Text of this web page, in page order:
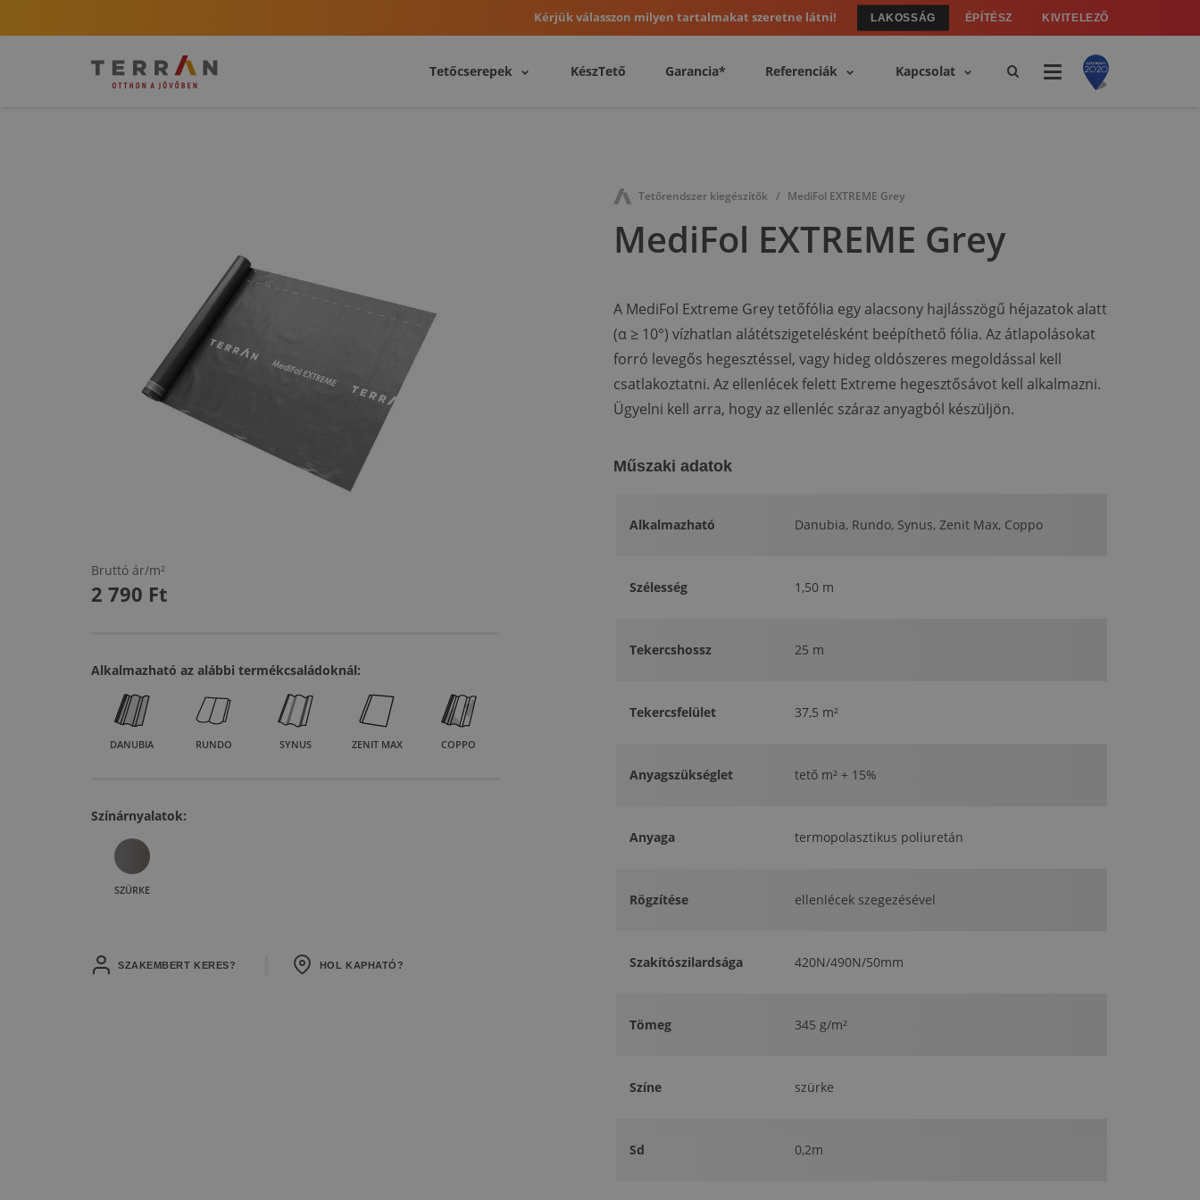
Kérjük válasszon milyen tartalmakat szeretne látni! LAKOSSÁG ÉPÍTÉSZ KIVITELEZŐ
Tetőcserepek KészTető Garancia* Referenciák Kapcsolat
Tetőrendszer kiegészítők MediFol EXTREME Grey
MediFol EXTREME Grey
A MediFol Extreme Grey tetőfólia egy alacsony hajlásszögű héjazatok alatt
(α ≥ 10°) vízhatlan alátétszigetelésként beépíthető fólia. Az átlapolásokat
forró levegős hegesztéssel, vagy hideg oldószeres megoldással kell
csatlakoztatni. Az ellenlécek felett Extreme hegesztősávot kell alkalmazni.
Ügyelni kell arra, hogy az ellenléc száraz anyagból készüljön.
Műszaki adatok
Alkalmazható Danubia, Rundo, Synus, Zenit Max, Coppo
Szélesség 1,50 m
Tekercshossz 25 m
Tekercsfelület 37,5 m²
Anyagszükséglet tető m² + 15%
Anyaga termopolasztikus poliuretán
Rögzítése ellenlécek szegezésével
Szakítószilardsága 420N/490N/50mm
Tömeg 345 g/m²
Színe szürke
Sd 0,2m
Bruttó ár/m²
2 790 Ft
Alkalmazható az alábbi termékcsaládoknál:
DANUBIA RUNDO SYNUS ZENIT MAX COPPO
Színárnyalatok:
SZÜRKE
SZAKEMBERT KERES? HOL KAPHATÓ?